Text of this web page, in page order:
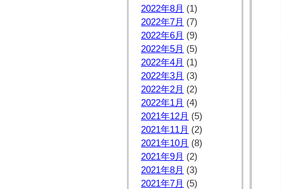
2022年8月 (1)
2022年7月 (7)
2022年6月 (9)
2022年5月 (5)
2022年4月 (1)
2022年3月 (3)
2022年2月 (2)
2022年1月 (4)
2021年12月 (5)
2021年11月 (2)
2021年10月 (8)
2021年9月 (2)
2021年8月 (3)
2021年7月 (5)